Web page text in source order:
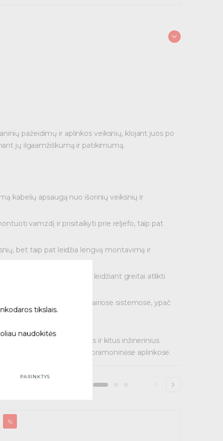
pažeidimų ir aplinkos veiksnių, klojant juos po
jų ilgaamžiškumą ir patikimumą.
kabelių apsaugą nuo išorinių veiksnių ir
vamzdį ir prisitaikyti prie reljefo, taip pat
bet taip pat leidžia lengvą montavimą ir
sujungimų poreikį ir leidžiant greitai atlikti
ir identifikuojamas įvairiose sistemose, ypač
telekomunikacijų laidus ir kitus inžinerinius
tiek komercinėse ir pramoninėse aplinkose.
%
tikslais.
naudokitės
PARINKTYS